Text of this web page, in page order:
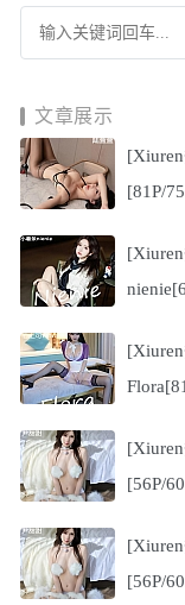
文章展示
[81P/
[56P/
[56P/